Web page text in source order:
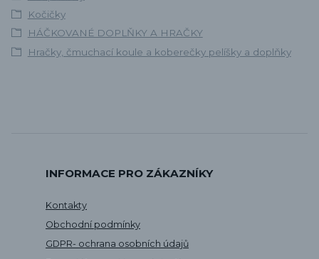
Kočičky
HÁČKOVANÉ DOPLŇKY A HRAČKY
Hračky, čmuchací koule a koberečky pelíšky a doplňky
INFORMACE PRO ZÁKAZNÍKY
Kontakty
Obchodní podmínky
GDPR- ochrana osobních údajů